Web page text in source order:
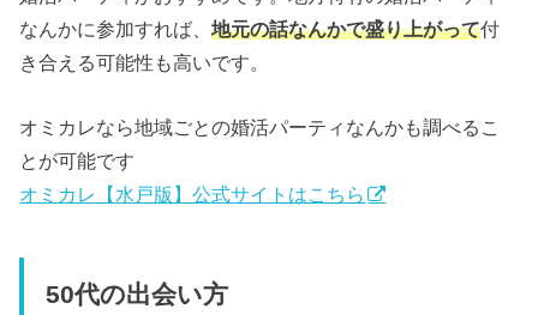
なんかに参加すれば、地元の話なんかで盛り上がって付
き合える可能性も高いです。
オミカレなら地域ごとの婚活パーティなんかも調べるこ
とが可能です
オミカレ【水戸版】公式サイトはこちら
50代の出会い方